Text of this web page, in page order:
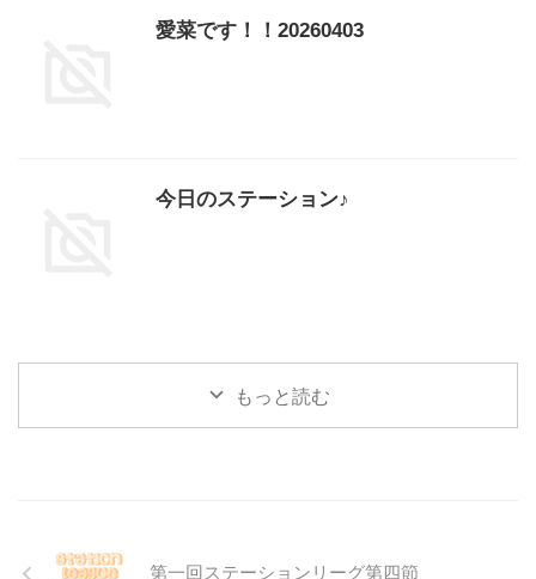
愛菜です！！20260403
今日のステーション♪
もっと読む
第一回ステーションリーグ第四節